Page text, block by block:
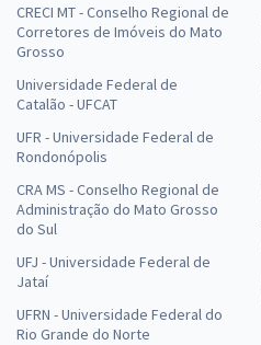
CRECI MT - Conselho Regional de
Corretores de Imóveis do Mato
Grosso
Universidade Federal de
Catalão - UFCAT
UFR - Universidade Federal de
Rondonópolis
CRA MS - Conselho Regional de
Administração do Mato Grosso
do Sul
UFJ - Universidade Federal de
Jataí
UFRN - Universidade Federal do
Rio Grande do Norte